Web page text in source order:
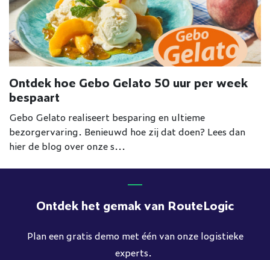
Ontdek hoe Gebo Gelato 50 uur per week
bespaart
Gebo Gelato realiseert besparing en ultieme
bezorgervaring. Benieuwd hoe zij dat doen? Lees dan
hier de blog over onze s...
Ontdek het gemak van RouteLogic
Plan een gratis demo met één van onze logistieke
experts.